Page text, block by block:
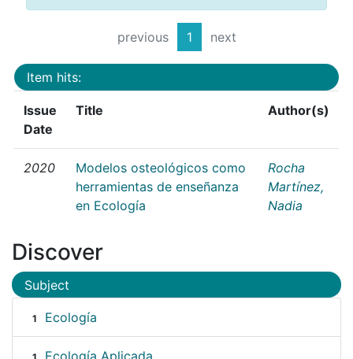
previous 1 next
Item hits:
Issue
Date
Title Author(s)
2020
Modelos osteológicos como
herramientas de enseñanza
en Ecología
Rocha
Martínez,
Nadia
Discover
Subject
1 Ecología